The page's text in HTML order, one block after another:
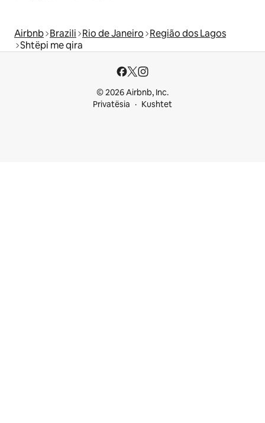
Airbnb Brazili Rio de Janeiro Região dos Lagos
Shtëpi me qira
© 2026 Airbnb, Inc.
Privatësia
Kushtet